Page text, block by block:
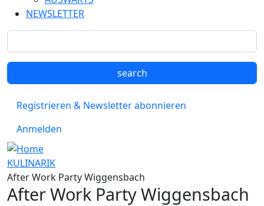
NEWSLETTER
Registrieren & Newsletter abonnieren
Anmelden
KULINARIK
After Work Party Wiggensbach
After Work Party Wiggensbach